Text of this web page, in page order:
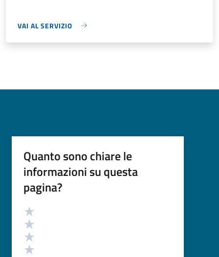
VAI AL SERVIZIO
Quanto sono chiare le
informazioni su questa
pagina?
Valutazione